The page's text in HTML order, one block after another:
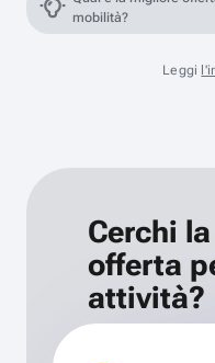
mobilità?
Leggi
Cerchi
offerta
attività?